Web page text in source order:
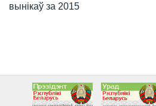
вынікаў за 2015